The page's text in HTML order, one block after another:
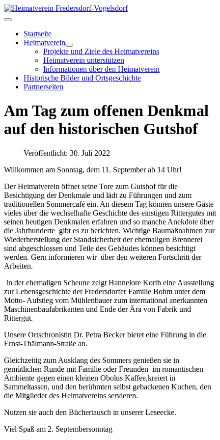
Startseite
Heimatverein
Projekte und Ziele des Heimatvereins
Heimatverein unterstützen
Informationen über den Heimatverein
Historische Bilder und Ortsgeschichte
Partnerseiten
Am Tag zum offenen Denkmal
auf den historischen Gutshof
Veröffentlicht: 30. Juli 2022
Willkommen am Sonntag, dem 11. September ab 14 Uhr!
Der Heimatverein öffnet seine Tore zum Gutshof für die
Besichtigung der Denkmale und lädt zu Führungen und zum
traditionellen Sommercafé ein. An diesem Tag können unsere Gäste
vieles über die wechselhafte Geschichte des einstigen Rittergutes mit
seinen heutigen Denkmalen erfahren und so manche Anekdote über
die Jahrhunderte gibt es zu berichten. Wichtige Baumaßnahmen zur
Wiederherstellung der Standsicherheit der ehemaligen Brennerei
sind abgeschlossen und Teile des Gebäudes können besichtigt
werden. Gern informieren wir über den weiteren Fortschritt der
Arbeiten.
In der ehemaligen Scheune zeigt Hannelore Korth eine Ausstellung
zur Lebensgeschichte der Fredersdorfer Familie Bohm unter dem
Motto- Aufstieg vom Mühlenbauer zum international anerkannten
Maschinenbaufabrikanten und Ende der Ära von Fabrik und
Rittergut.
Unsere Ortschronistin Dr. Petra Becker bietet eine Führung in die
Ernst-Thälmann-Straße an.
Gleichzeitig zum Ausklang des Sommers genießen sie in
gemütlichen Runde mit Familie oder Freunden im romantischen
Ambiente gegen einen kleinen Obolus Kaffee,kreiert in
Sammeltassen, und den berühmten selbst gebackenen Kuchen, den
die Mitglieder des Heimatvereins servieren.
Nutzen sie auch den Büchertausch in unserer Leseecke.
Viel Spaß am 2. Septembersonntag